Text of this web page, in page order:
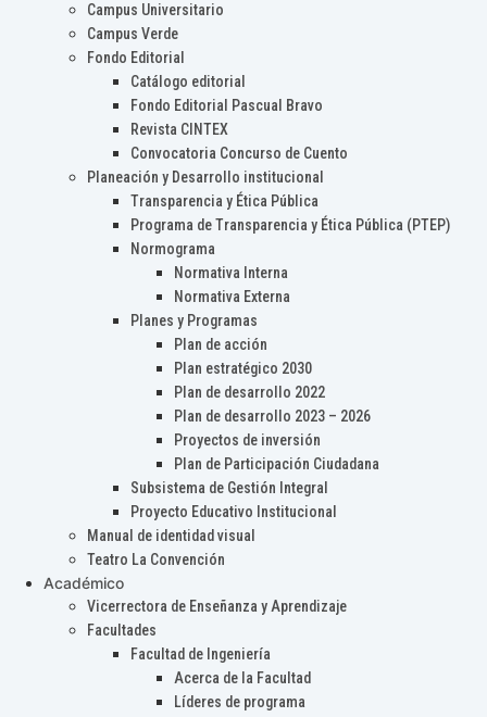
Campus Universitario
Campus Verde
Fondo Editorial
Catálogo editorial
Fondo Editorial Pascual Bravo
Revista CINTEX
Convocatoria Concurso de Cuento
Planeación y Desarrollo institucional
Transparencia y Ética Pública
Programa de Transparencia y Ética Pública (PTEP)
Normograma
Normativa Interna
Normativa Externa
Planes y Programas
Plan de acción
Plan estratégico 2030
Plan de desarrollo 2022
Plan de desarrollo 2023 – 2026
Proyectos de inversión
Plan de Participación Ciudadana
Subsistema de Gestión Integral
Proyecto Educativo Institucional
Manual de identidad visual
Teatro La Convención
Académico
Vicerrectora de Enseñanza y Aprendizaje
Facultades
Facultad de Ingeniería
Acerca de la Facultad
Líderes de programa